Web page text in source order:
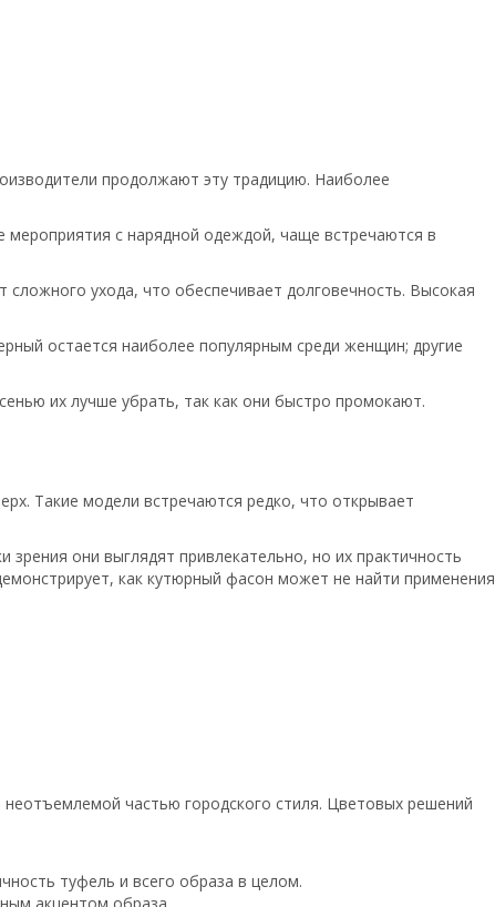
продолжают эту традицию. Наиболее
мероприятия с нарядной одеждой, чаще встречаются в
ухода, что обеспечивает долговечность. Высокая
остается наиболее популярным среди женщин; другие
их лучше убрать, так как они быстро промокают.
Такие модели встречаются редко, что открывает
они выглядят привлекательно, но их практичность
как кутюрный фасон может не найти применения
частью городского стиля. Цветовых решений
туфель и всего образа в целом.